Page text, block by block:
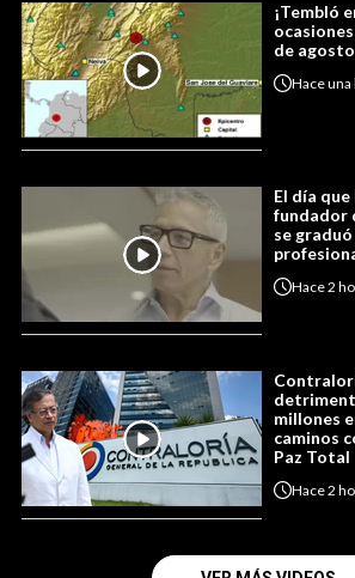
¡Tembló
de
Haceuna
El día
fundador
se
Hace2
millones
caminos
Paz Total
Hace2